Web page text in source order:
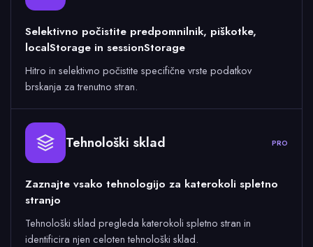
Selektivno počistite predpomnilnik, piškotke,
localStorage in sessionStorage
Hitro in selektivno počistite specifične vrste podatkov
brskanja za trenutno stran.
Tehnološki sklad PRO
Zaznajte vsako tehnologijo za katerokoli spletno
stranjo
Tehnološki sklad pregleda katerokoli spletno stran in
identificira njen celoten tehnološki sklad.